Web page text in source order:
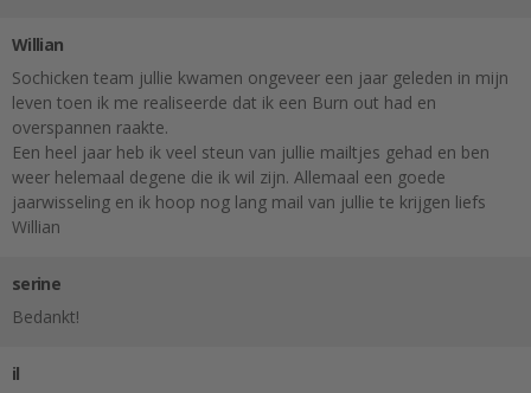
Willian
Sochicken team jullie kwamen ongeveer een jaar geleden in mijn
leven toen ik me realiseerde dat ik een Burn out had en
overspannen raakte.
Een heel jaar heb ik veel steun van jullie mailtjes gehad en ben
weer helemaal degene die ik wil zijn. Allemaal een goede
jaarwisseling en ik hoop nog lang mail van jullie te krijgen liefs
Willian
serine
Bedankt!
il